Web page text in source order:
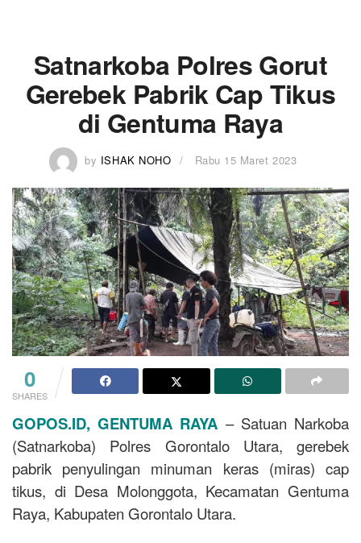
Satnarkoba Polres Gorut
Gerebek Pabrik Cap Tikus
di Gentuma Raya
by ISHAK NOHO Rabu 15 Maret 2023
0
SHARES
GOPOS.ID, GENTUMA RAYA – Satuan Narkoba
(Satnarkoba) Polres Gorontalo Utara, gerebek
pabrik penyulingan minuman keras (miras) cap
tikus, di Desa Molonggota, Kecamatan Gentuma
Raya, Kabupaten Gorontalo Utara.